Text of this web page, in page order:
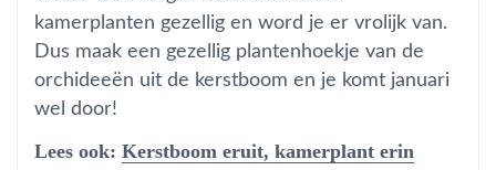
kamerplanten gezellig en word je er vrolijk van.
Dus maak een gezellig plantenhoekje van de
orchideeën uit de kerstboom en je komt januari
wel door!
Lees ook: Kerstboom eruit, kamerplant erin